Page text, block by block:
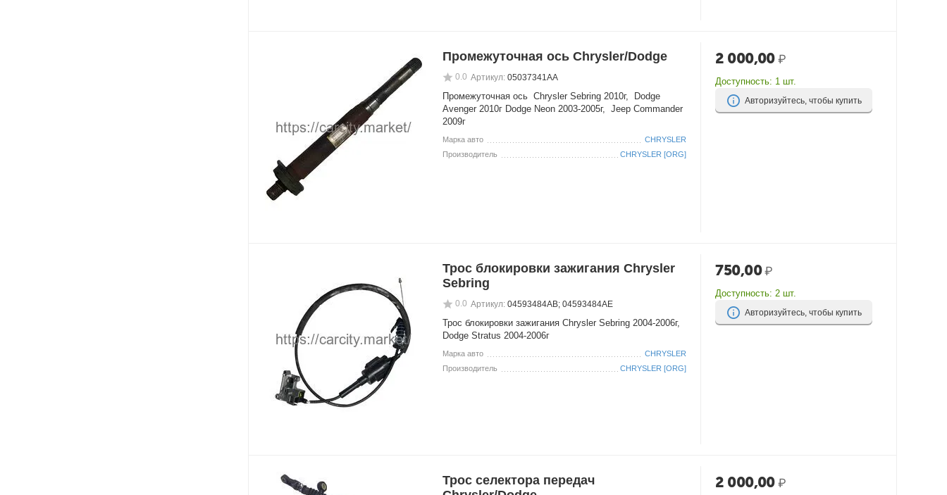
Промежуточная ось Chrysler/Dodge
0.0 Артикул: 05037341АА
Промежуточная ось Chrysler Sebring 2010г, Dodge
Avenger 2010г Dodge Neon 2003-2005г, Jeep Commander
2009г
Марка авто
CHRYSLER
Производитель
CHRYSLER [ORG]
2 000,00 ₽
Доступность: 1 шт.
Авторизуйтесь, чтобы купить
Трос блокировки зажигания Chrysler
Sebring
0.0 Артикул: 04593484AB; 04593484AE
Трос блокировки зажигания Chrysler Sebring 2004-2006г,
Dodge Stratus 2004-2006г
Марка авто
CHRYSLER
Производитель
CHRYSLER [ORG]
750,00 ₽
Доступность: 2 шт.
Авторизуйтесь, чтобы купить
Трос селектора передач
2 000,00 ₽